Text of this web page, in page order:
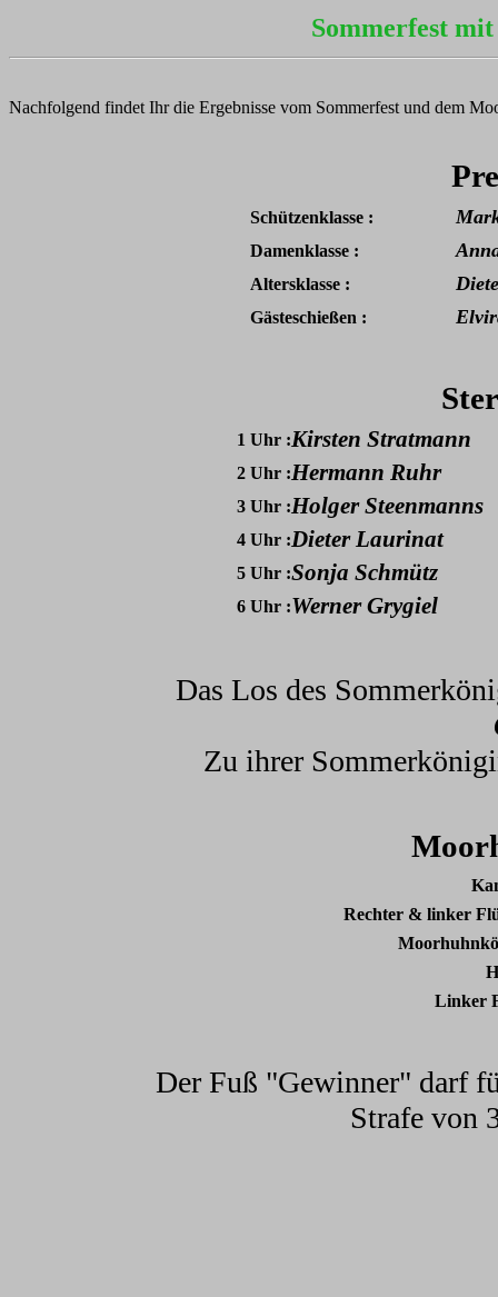
Sommerfest
Nachfolgend findet Ihr die Ergebnisse vom Sommerfest und dem
Schützenklasse :
Damenklasse :
Altersklasse :
Gästeschießen :
1 Uhr :Kirsten Stratmann
2 Uhr :Hermann Ruhr
3 Uhr :Holger Steenmanns
4 Uhr :Dieter Laurinat
5 Uhr :Sonja Schmütz
6 Uhr :Werner Grygiel
Das Los des
Zu ihrer
Rechter & linker
Linker
Der Fuß "Gewinner" darf
Strafe von